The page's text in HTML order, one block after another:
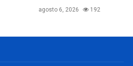
agosto 6, 2026 192